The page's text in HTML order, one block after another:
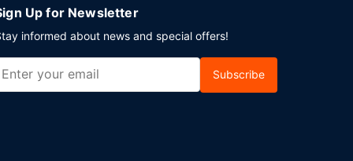
Up for Newsletter
informed about news and special offers!
Subscribe